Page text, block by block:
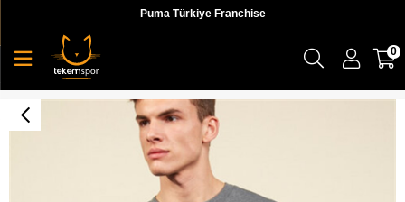
Puma Türkiye Franchise
0